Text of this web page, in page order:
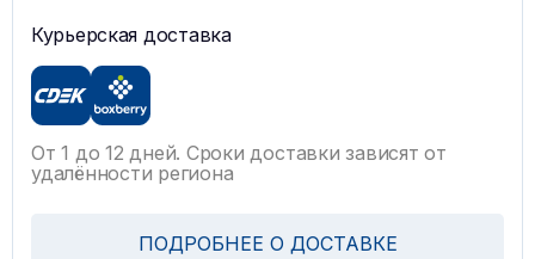
Курьерская доставка
От 1 до 12 дней. Сроки доставки зависят от
удалённости региона
ПОДРОБНЕЕ О ДОСТАВКЕ